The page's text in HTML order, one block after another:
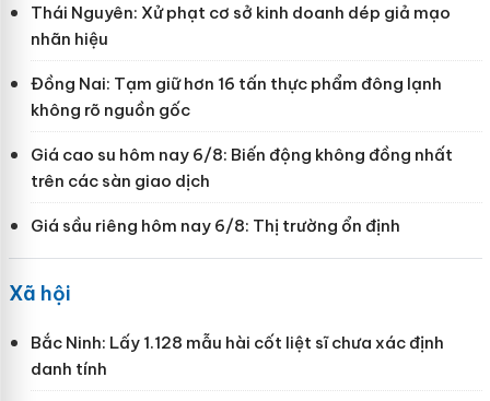
Thái Nguyên: Xử phạt cơ sở kinh doanh dép giả mạo
nhãn hiệu
Đồng Nai: Tạm giữ hơn 16 tấn thực phẩm đông lạnh
không rõ nguồn gốc
Giá cao su hôm nay 6/8: Biến động không đồng nhất
trên các sàn giao dịch
Giá sầu riêng hôm nay 6/8: Thị trường ổn định
Xã hội
Bắc Ninh: Lấy 1.128 mẫu hài cốt liệt sĩ chưa xác định
danh tính